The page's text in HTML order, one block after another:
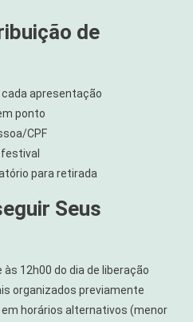
de
cada apresentação
ponto
CPF
para retirada
Seus
12h00 do dia de liberação
organizados previamente
horários alternativos (menor